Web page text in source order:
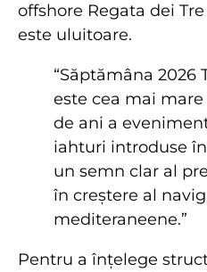
offshore Regata dei
este uluitoare.
“Săptămâna 2026
este cea mai mare
de ani a
iahturi introduse
un semn clar al
în creștere al
mediteraneene.”
Pentru a înțelege